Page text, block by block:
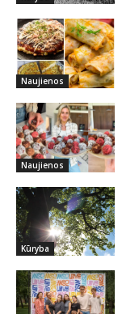
Naujienos
Naujienos
Kūryba